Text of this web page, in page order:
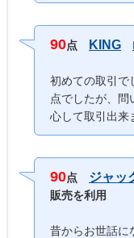
90点 KING
初めての取引で
点でしたが、問
心して取引出来
90点 ジャッ
販売を利用
昔からお世話に